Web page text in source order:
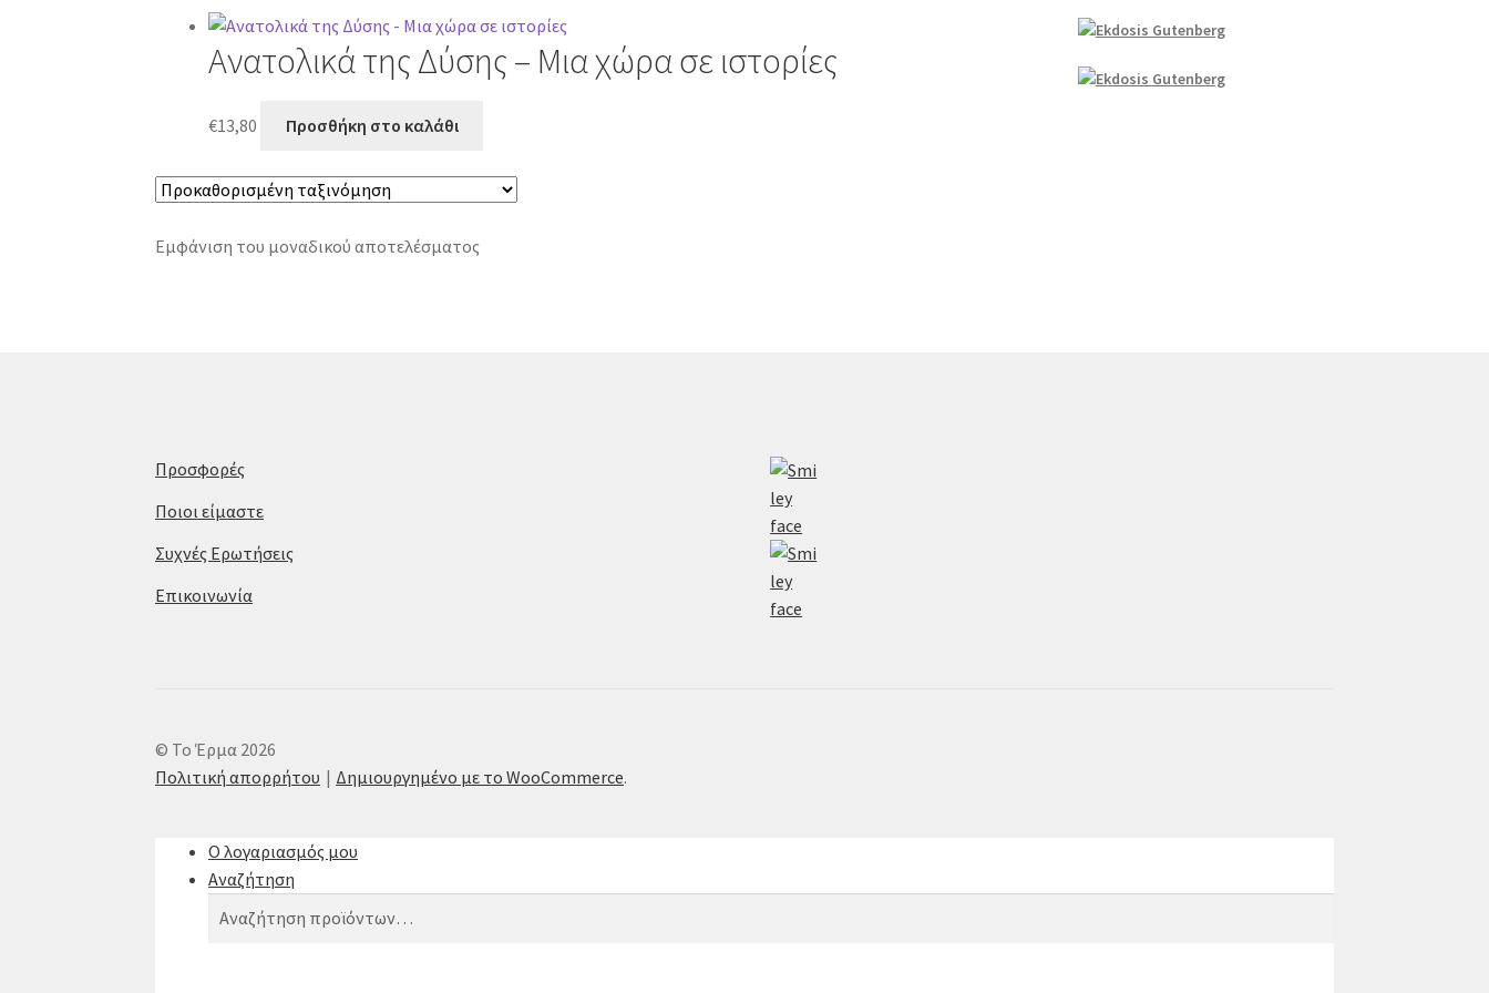
Ανατολικά της Δύσης – Μια χώρα σε ιστορίες
€13,80 Προσθήκη στο καλάθι
Εμφάνιση του μοναδικού αποτελέσματος
Προσφορές
Ποιοι είμαστε
Συχνές Ερωτήσεις
Επικοινωνία
© Το Έρμα 2026
Πολιτική απορρήτου
Δημιουργημένο με το WooCommerce.
Ο λογαριασμός μου
Αναζήτηση
Αναζήτηση
Αναζήτηση